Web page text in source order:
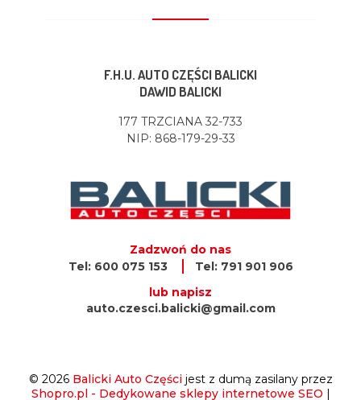
F.H.U. AUTO CZĘŚCI BALICKI
DAWID BALICKI
177 TRZCIANA 32-733
NIP: 868-179-29-33
Zadzwoń do nas
Tel: 600 075 153
Tel: 791 901 906
lub napisz
auto.czesci.balicki@gmail.com
© 2026 Balicki Auto Częścijest z dumą zasilany przez
Shopro.pl - Dedykowane sklepy internetowe SEO